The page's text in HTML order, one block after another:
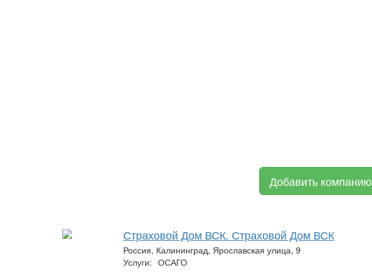
Добавить компанию
Страховой Дом ВСК. Страховой Дом ВСК
Россия, Калининград, Ярославская улица, 9
Услуги: ОСАГО